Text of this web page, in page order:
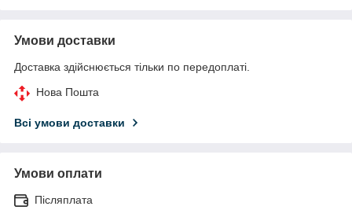
Умови доставки
Доставка здійснюється тільки по передоплаті.
Нова Пошта
Всі умови доставки
Умови оплати
Післяплата